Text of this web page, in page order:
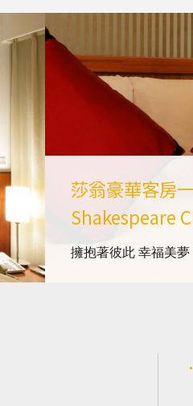
莎翁豪華客房
Shakespeare
擁抱著彼此 幸福美夢